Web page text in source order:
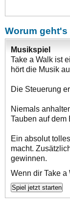
Worum geht's
Musikspiel
Take a Walk ist
hört die Musik
Die Steuerung
Niemals
Tauben auf dem
Ein absolut
macht.
gewinnen.
Wenn dir Take